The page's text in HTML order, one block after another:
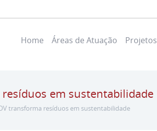
Home Áreas de Atuação Projetos
em sustentabilidade
transforma resíduos em sustentabilidade